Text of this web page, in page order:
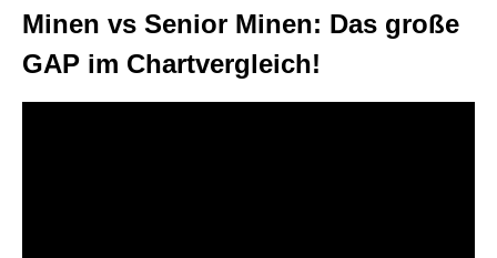
Minen vs Senior Minen: Das große
GAP im Chartvergleich!